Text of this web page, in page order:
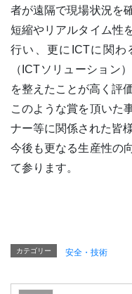
者が遠隔で現場状況を
短縮やリアルタイム性
行い、更にICTに関わ
（ICTソリューション
を整えたことが高く評
このような賞を頂いた
ナー等に関係された皆
今後も更なる生産性の
て参ります。
カテゴリー 安全・技術